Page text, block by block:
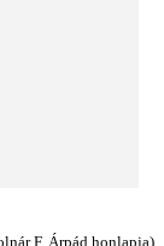
F. Árpád honlapja)